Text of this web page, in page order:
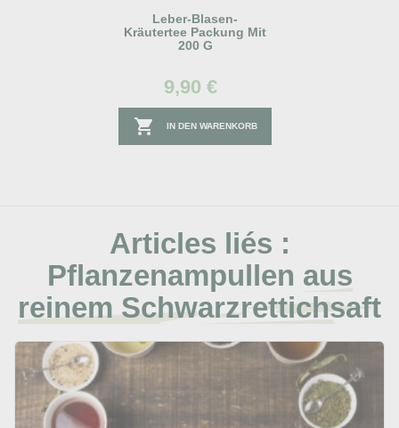
Leber-Blasen-
Kräutertee Packung Mit
200 G
9,90 €
 IN DEN WARENKORB
Articles liés :
Pflanzenampullen aus
reinem Schwarzrettichsaft